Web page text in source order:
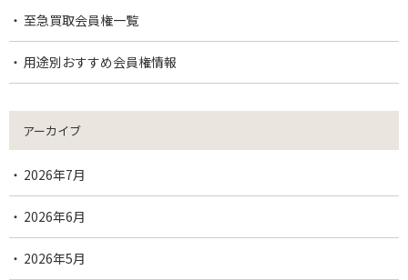
至急買取会員権一覧
用途別おすすめ会員権情報
アーカイブ
2026年7月
2026年6月
2026年5月